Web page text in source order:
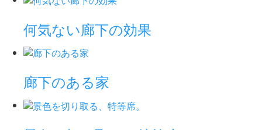
何気ない廊下の効果
廊下のある家